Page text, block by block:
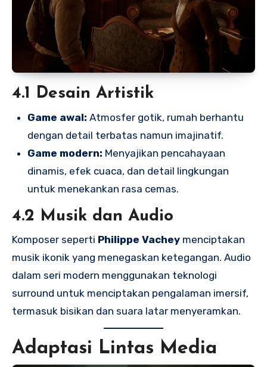
4.1 Desain Artistik
Game awal: Atmosfer gotik, rumah berhantu
dengan detail terbatas namun imajinatif.
Game modern: Menyajikan pencahayaan
dinamis, efek cuaca, dan detail lingkungan
untuk menekankan rasa cemas.
4.2 Musik dan Audio
Komposer seperti Philippe Vachey menciptakan
musik ikonik yang menegaskan ketegangan. Audio
dalam seri modern menggunakan teknologi
surround untuk menciptakan pengalaman imersif,
termasuk bisikan dan suara latar menyeramkan.
Adaptasi Lintas Media